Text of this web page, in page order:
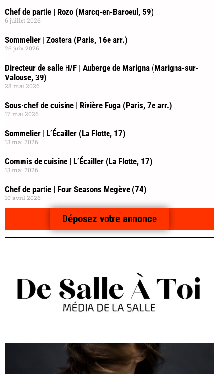
Chef de partie | Rozo (Marcq-en-Baroeul, 59)
6 juillet 2026
Sommelier | Zostera (Paris, 16e arr.)
26 juin 2026
Directeur de salle H/F | Auberge de Marigna (Marigna-sur-
Valouse, 39)
28 mai 2026
Sous-chef de cuisine | Rivière Fuga (Paris, 7e arr.)
17 mai 2026
Sommelier | L’Écailler (La Flotte, 17)
13 mai 2026
Commis de cuisine | L’Écailler (La Flotte, 17)
13 mai 2026
Chef de partie | Four Seasons Megève (74)
10 avril 2026
Déposez votre annonce